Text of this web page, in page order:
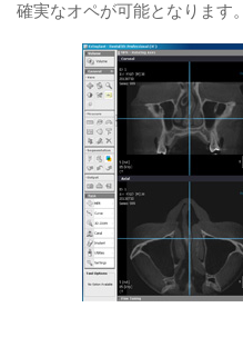
確実なオペが可能となります。